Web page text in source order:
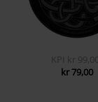
KPI
kr 99,00
kr 79,00